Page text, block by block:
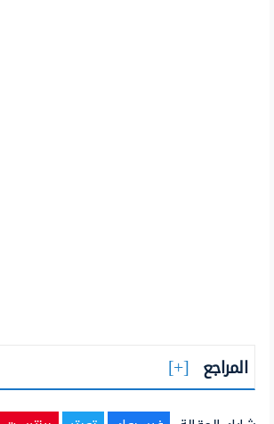
المراجع